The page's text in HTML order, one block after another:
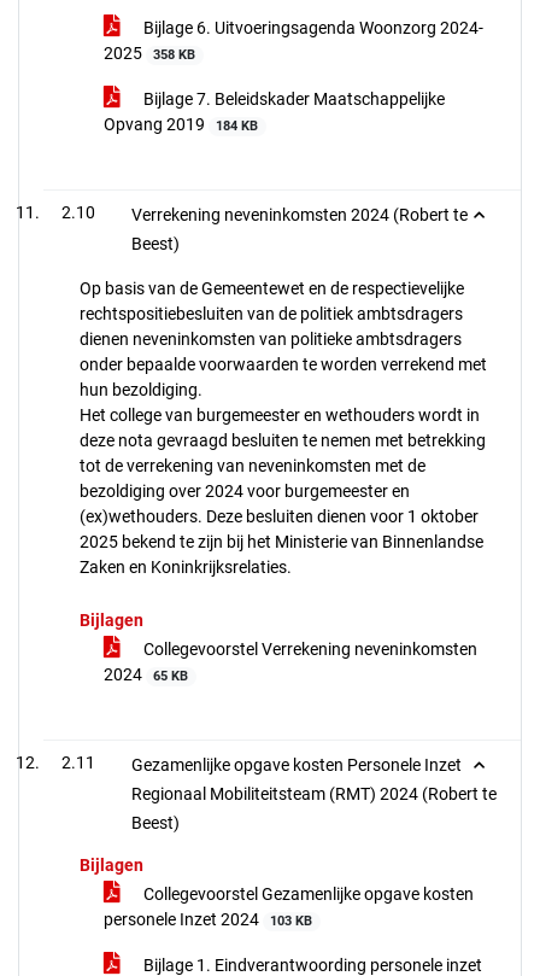
Bijlage 6. Uitvoeringsagenda Woonzorg 2024-
2025
358 KB
Bijlage 7. Beleidskader Maatschappelijke
Opvang 2019
184 KB
2.10
Verrekening neveninkomsten 2024 (Robert te
Beest)
Op basis van de Gemeentewet en de respectievelijke
rechtspositiebesluiten van de politiek ambtsdragers
dienen neveninkomsten van politieke ambtsdragers
onder bepaalde voorwaarden te worden verrekend met
hun bezoldiging.
Het college van burgemeester en wethouders wordt in
deze nota gevraagd besluiten te nemen met betrekking
tot de verrekening van neveninkomsten met de
bezoldiging over 2024 voor burgemeester en
(ex)wethouders. Deze besluiten dienen voor 1 oktober
2025 bekend te zijn bij het Ministerie van Binnenlandse
Zaken en Koninkrijksrelaties.
Bijlagen
Collegevoorstel Verrekening neveninkomsten
2024
65 KB
2.11
Gezamenlijke opgave kosten Personele Inzet
Regionaal Mobiliteitsteam (RMT) 2024 (Robert te
Beest)
Bijlagen
Collegevoorstel Gezamenlijke opgave kosten
personele Inzet 2024
103 KB
Bijlage 1. Eindverantwoording personele inzet